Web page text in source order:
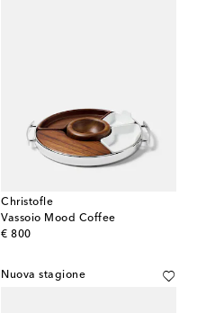
Christofle
Vassoio Mood Coffee
€ 800
original price
Nuova stagione